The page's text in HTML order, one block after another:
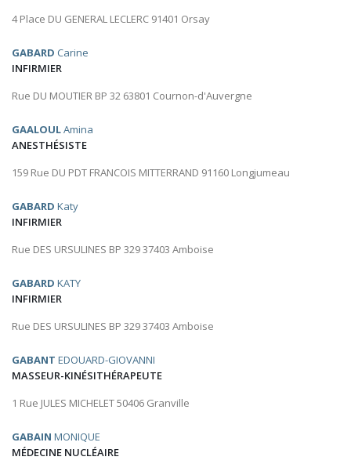
4 Place DU GENERAL LECLERC 91401 Orsay
GABARD Carine
INFIRMIER
Rue DU MOUTIER BP 32 63801 Cournon-d'Auvergne
GAALOULAmina
ANESTHÉSISTE
159 Rue DU PDT FRANCOIS MITTERRAND 91160 Longjumeau
GABARD Katy
INFIRMIER
Rue DES URSULINES BP 329 37403 Amboise
GABARD KATY
INFIRMIER
Rue DES URSULINES BP 329 37403 Amboise
GABANT EDOUARD-GIOVANNI
MASSEUR-KINÉSITHÉRAPEUTE
1 Rue JULES MICHELET 50406 Granville
GABAIN MONIQUE
MÉDECINE NUCLÉAIRE